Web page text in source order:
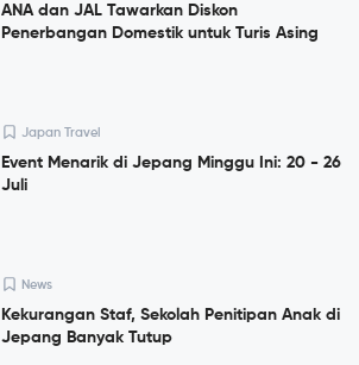
ANA dan JAL Tawarkan Diskon
Penerbangan Domestik untuk Turis Asing
Japan Travel
Event Menarik di Jepang Minggu Ini: 20 - 26
Juli
News
Kekurangan Staf, Sekolah Penitipan Anak di
Jepang Banyak Tutup